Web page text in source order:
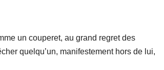
un couperet, au grand regret des
quelqu’un, manifestement hors de lui,